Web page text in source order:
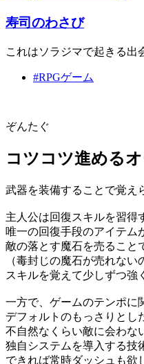
寿司のわさび
これはソラジマで起きる出
#RPGゲーム
ぞんたぐ
コツコツ進める
武器を装備することで覚え
主人公は回復スキルを習得
唯一の回復手段のアイテ
敵の落とす魔石を売ること
（毒封じの魔石が売れない
スキルを覚えて少しずつ強
一方で、ゲームのテンポに
デフォルトのもっさりとし
不自然なくらい敵に会わな
独自システムを導入する技
できれば常時ダッシュも欲